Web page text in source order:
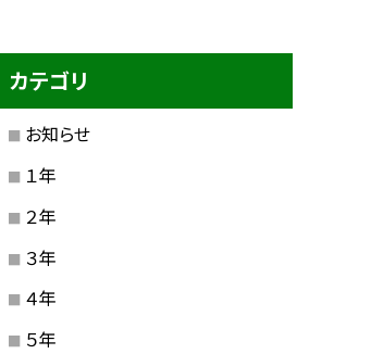
カテゴリ
お知らせ
１年
２年
３年
４年
５年